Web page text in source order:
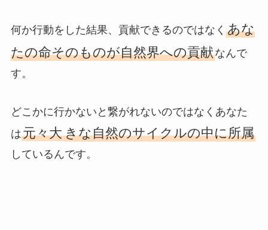
何か行動をした結果、貢献できるのではなく あな
たの命そのものが自然界への貢献なんで
す。
どこかに行かないと繋がれないのではなくあなた
は元々大きな自然のサイクルの中に所属
しているんです。